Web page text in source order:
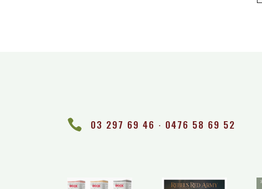
 03 297 69 46 ∙ 0476 58 69 52